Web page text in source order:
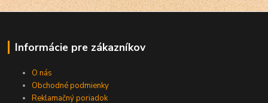
Informácie pre zákazníkov
O nás
Obchodné podmienky
Reklamačný poriadok